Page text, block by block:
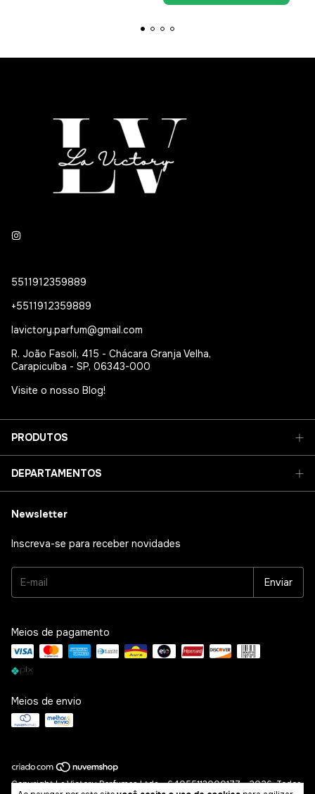
5511912359889
+5511912359889
lavictory.parfum@gmail.com
R. João Fasoli, 415 - Chácara Granja Velha,
Carapicuíba - SP, 06343-000
Visite o nosso Blog!
PRODUTOS
DEPARTAMENTOS
Newsletter
Inscreva-se para receber novidades
Meios de pagamento
Meios de envio
Copyright La Victory Perfumes Ltda - 64055113000177 - 2026. Todos